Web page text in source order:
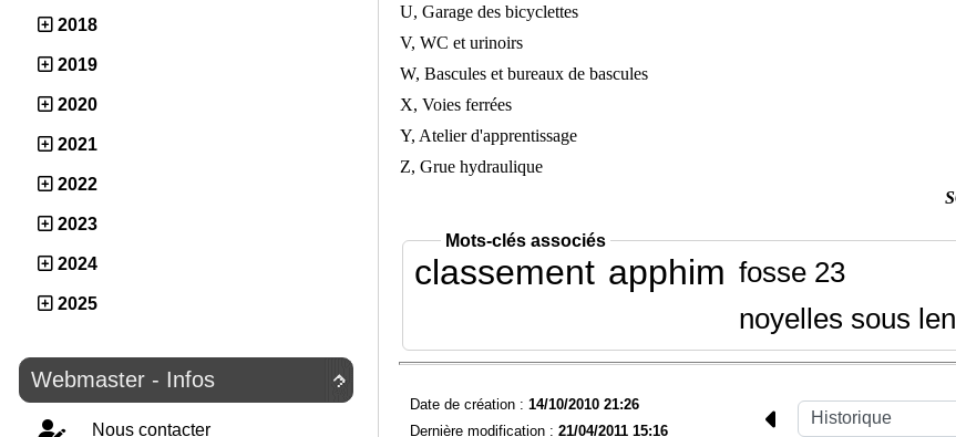
2018
2019
2020
2021
2022
2023
2024
2025

Webmaster - Infos
Nous contacter
U, Garage des bicyclettes
V, WC et urinoirs
W, Bascules et bureaux de bascules
X, Voies ferrées
Y, Atelier d'apprentissage
Z, Grue hydraulique
Mots-clés associés
classement apphim fosse 23
noyelles sous
Date de création : 14/10/2010 21:26
Dernière modification : 21/04/2011 15:16